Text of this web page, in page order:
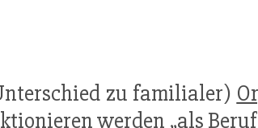
zu familialer)
werden „als